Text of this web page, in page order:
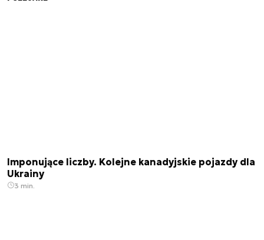
Imponujące liczby. Kolejne kanadyjskie pojazdy dla
Ukrainy
3 min.